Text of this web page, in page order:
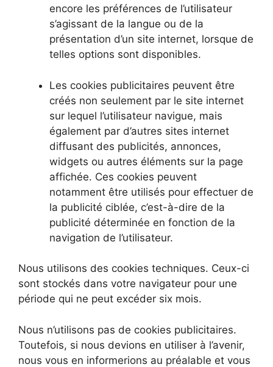
encore les préférences de l’utilisateur
s’agissant de la langue ou de la
présentation d’un site internet, lorsque de
telles options sont disponibles.
Les cookies publicitaires peuvent être
créés non seulement par le site internet
sur lequel l’utilisateur navigue, mais
également par d’autres sites internet
diffusant des publicités, annonces,
widgets ou autres éléments sur la page
affichée. Ces cookies peuvent
notamment être utilisés pour effectuer de
la publicité ciblée, c’est-à-dire de la
publicité déterminée en fonction de la
navigation de l’utilisateur.
Nous utilisons des cookies techniques. Ceux-ci
sont stockés dans votre navigateur pour une
période qui ne peut excéder six mois.
Nous n’utilisons pas de cookies publicitaires.
Toutefois, si nous devions en utiliser à l’avenir,
nous vous en informerions au préalable et vous